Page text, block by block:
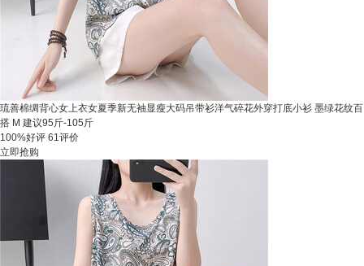
琉善棉绸背心女上衣女夏季新无袖显瘦大码吊带衫洋气碎花外穿打底小衫 墨绿花纹百
搭 M 建议95斤-105斤
100%好评 61评价
立即抢购